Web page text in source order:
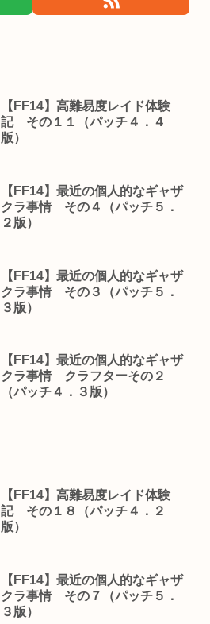
【FF14】高難易度レイド体験
記 その１１（パッチ４．４
版）
【FF14】最近の個人的なギャザ
クラ事情 その４（パッチ５．
２版）
【FF14】最近の個人的なギャザ
クラ事情 その３（パッチ５．
３版）
【FF14】最近の個人的なギャザ
クラ事情 クラフターその２
（パッチ４．３版）
【FF14】高難易度レイド体験
記 その１８（パッチ４．２
版）
【FF14】最近の個人的なギャザ
クラ事情 その７（パッチ５．
３版）